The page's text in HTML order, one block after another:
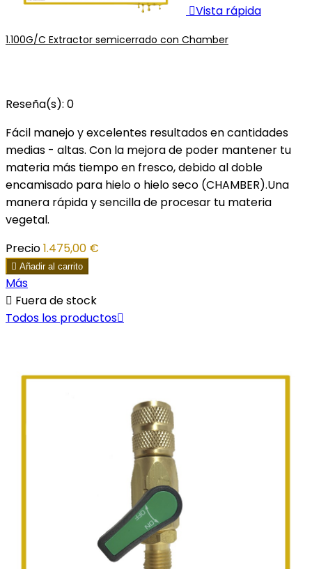
Vista rápida
1.100G/C Extractor semicerrado con Chamber
Reseña(s): 0
Fácil manejo y excelentes resultados en cantidades
medias - altas. Con la mejora de poder mantener tu
materia más tiempo en fresco, debido al doble
encamisado para hielo o hielo seco (CHAMBER).Una
manera rápida y sencilla de procesar tu materia
vegetal.
Precio1.475,00 €
 Añadir al carrito
Más
 Fuera de stock
Todos los productos